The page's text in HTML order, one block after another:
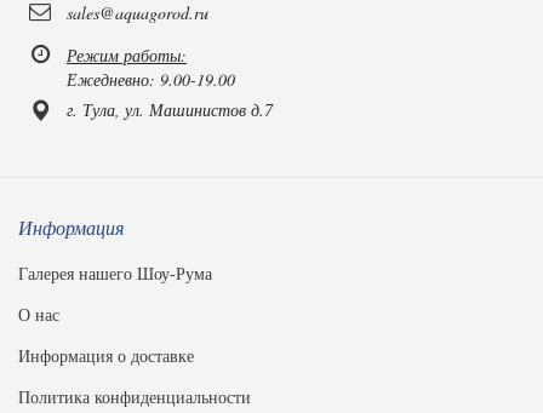
sales@aquagorod.ru
Режим работы:
Ежедневно: 9.00-19.00
г. Тула, ул. Машинистов д.7
Информация
Галерея нашего Шоу-Рума
О нас
Информация о доставке
Политика конфиденциальности